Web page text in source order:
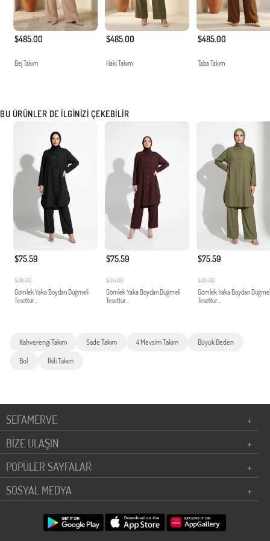
$485.00
Bej Takım
$485.00
Haki Takım
$485.00
Taba Takım
BU ÜRÜNLER DE İLGINIZI ÇEKEBILIR
$75.59
$314.00
Gömlek Yaka Boydan Düğmeli
Tesettür...
$75.59
$314.00
Gömlek Yaka Boydan Düğmeli
Tesettür...
$75.59
$314.00
Gömlek Yaka Boydan
Tesettür...
Kahverengi Takım Sade Takım 4 Mevsim Takım Büyük Beden
Bol İkili Takım
SEFAMERVE
+
BİZE ULAŞIN
+
POPÜLER SAYFALAR
+
SOSYAL MEDYA
+